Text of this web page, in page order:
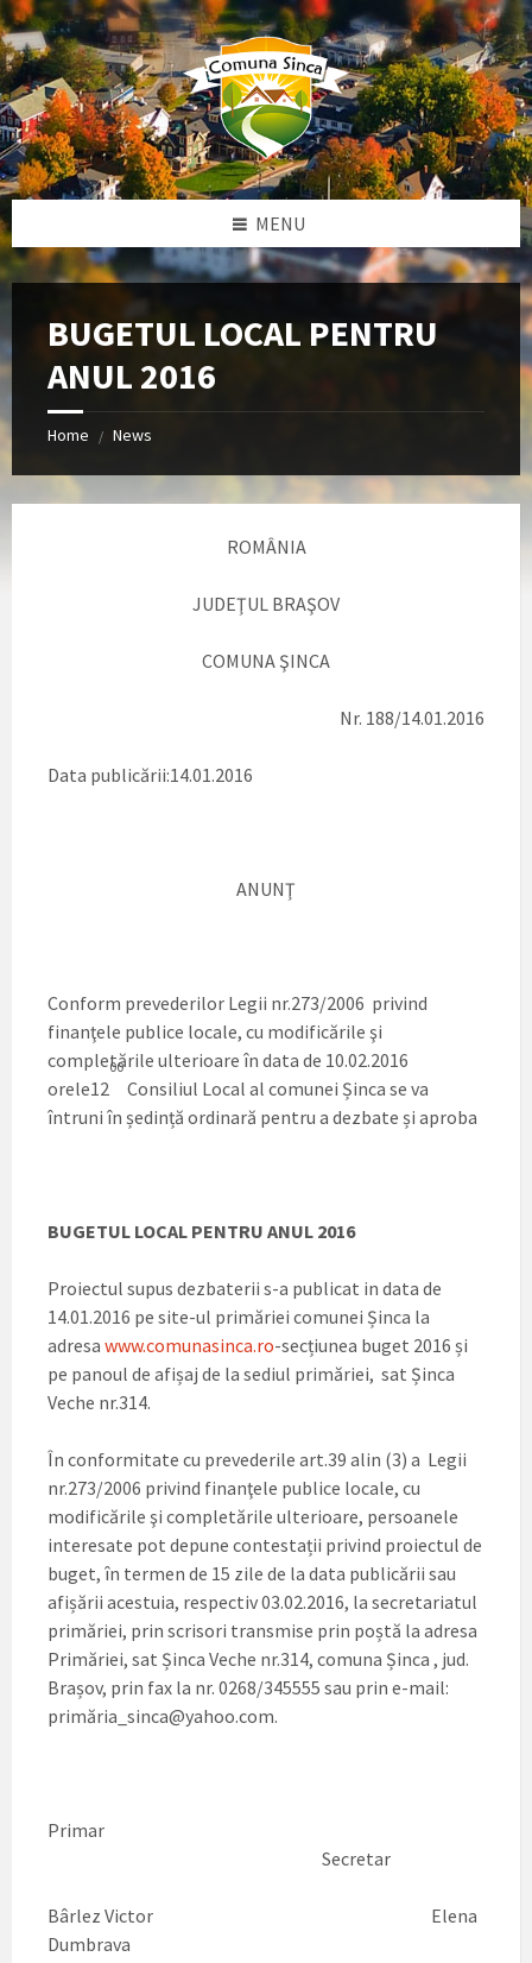
Skip
to
content
Skip
to
left
sidebar
Skip
to
footer
MENU
BUGETUL LOCAL PENTRU
ANUL 2016
Home / News
ROMÂNIA
JUDEŢUL BRAŞOV
COMUNA ŞINCA
Nr. 188/14.01.2016
Data publicării:14.01.2016
ANUNŢ
Conform prevederilor Legii nr.273/2006 privind
finanţele publice locale, cu modificările şi
completările ulterioare în data de 10.02.2016
orele12
00
Consiliul Local al comunei Șinca se va
întruni în ședință ordinară pentru a dezbate și aproba
BUGETUL LOCAL PENTRU ANUL 2016
Proiectul supus dezbaterii s-a publicat in data de
14.01.2016 pe site-ul primăriei comunei Șinca la
adresa www.comunasinca.ro-secțiunea buget 2016 și
pe panoul de afișaj de la sediul primăriei, sat Șinca
Veche nr.314.
În conformitate cu prevederile art.39 alin (3) a Legii
nr.273/2006 privind finanţele publice locale, cu
modificările şi completările ulterioare, persoanele
interesate pot depune contestații privind proiectul de
buget, în termen de 15 zile de la data publicării sau
afișării acestuia, respectiv 03.02.2016, la secretariatul
primăriei, prin scrisori transmise prin poștă la adresa
Primăriei, sat Șinca Veche nr.314, comuna Șinca , jud.
Brașov, prin fax la nr. 0268/345555 sau prin e-mail:
primăria_sinca@yahoo.com.
Primar
Secretar
Bârlez Victor Elena
Dumbrava